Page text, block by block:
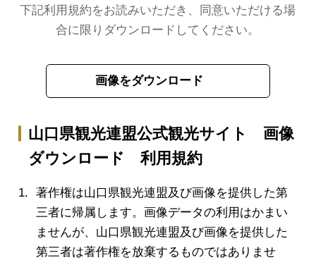
下記利用規約をお読みいただき、同意いただける場
合に限りダウンロードしてください。
画像をダウンロード
山口県観光連盟公式観光サイト 画像
ダウンロード 利用規約
著作権は山口県観光連盟及び画像を提供した第
三者に帰属します。画像データの利用はかまい
ませんが、山口県観光連盟及び画像を提供した
第三者は著作権を放棄するものではありませ